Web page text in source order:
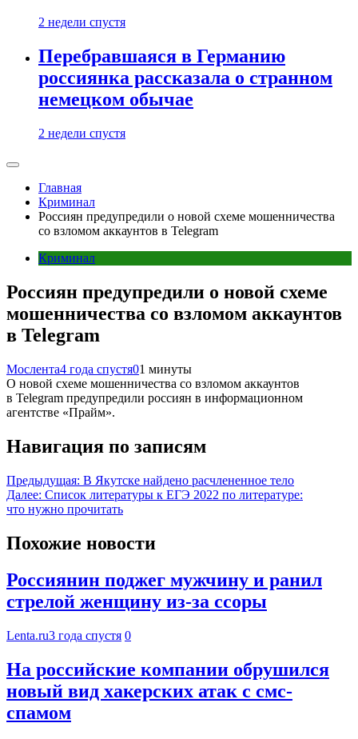
2 недели спустя
Перебравшаяся в Германию
россиянка рассказала о странном
немецком обычае
2 недели спустя
Главная
Криминал
Россиян предупредили о новой схеме мошенничества
со взломом аккаунтов в Telegram
Криминал
Россиян предупредили о новой схеме
мошенничества со взломом аккаунтов
в Telegram
Мослента4 года спустя01 минуты
О новой схеме мошенничества со взломом аккаунтов
в Telegram предупредили россиян в информационном
агентстве «Прайм».
Навигация по записям
Предыдущая: В Якутске найдено расчлененное тело
Далее: Список литературы к ЕГЭ 2022 по литературе:
что нужно прочитать
Похожие новости
Россиянин поджег мужчину и ранил
стрелой женщину из-за ссоры
Lenta.ru3 года спустя 0
На российские компании обрушился
новый вид хакерских атак с смс-
спамом